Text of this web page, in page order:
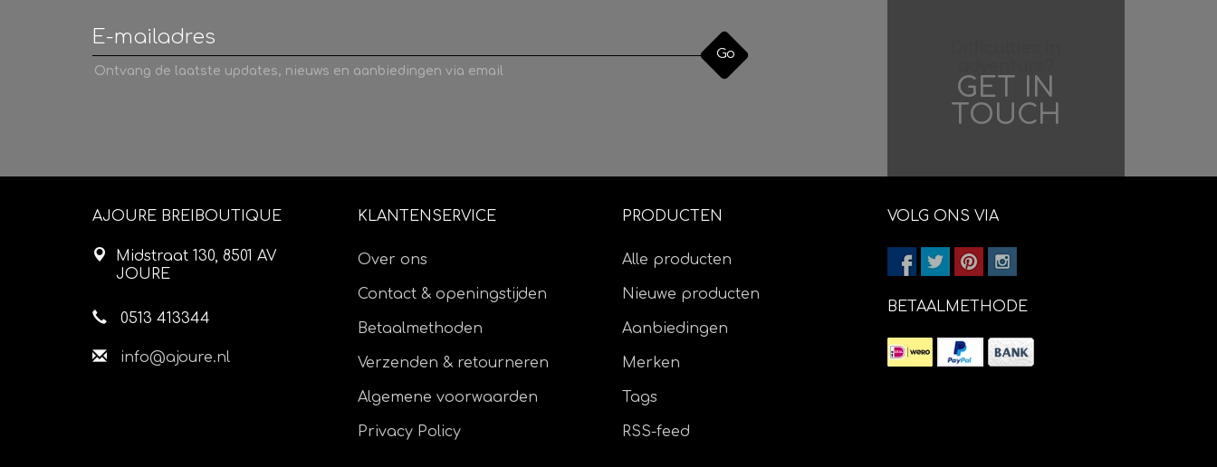
Go
Ontvang de laatste updates, nieuws en aanbiedingen via email
GET IN
TOUCH
AJOURE BREIBOUTIQUE
Midstraat 130, 8501 AV
JOURE
0513 413344
info@ajoure.nl
KLANTENSERVICE
Over ons
Contact & openingstijden
Betaalmethoden
Verzenden & retourneren
Algemene voorwaarden
Privacy Policy
PRODUCTEN
Alle producten
Nieuwe producten
Aanbiedingen
Merken
Tags
RSS-feed
VOLG ONS VIA
BETAALMETHODE